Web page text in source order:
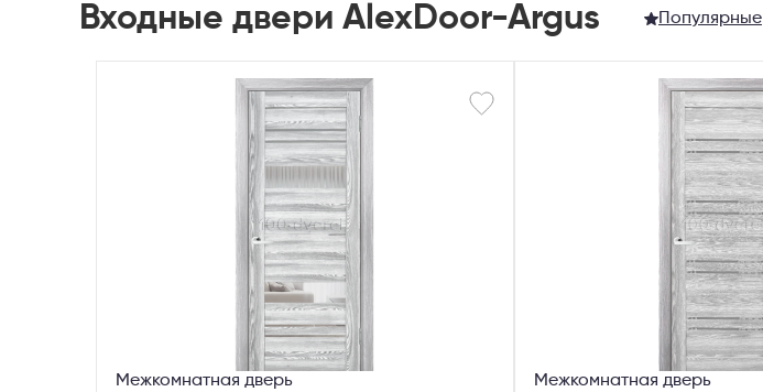
Входные двери AlexDoor-Argus Популярные
Межкомнатная дверь
Межкомнатная дверь